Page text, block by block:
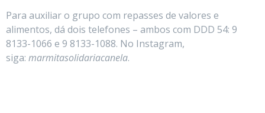
Para auxiliar o grupo com repasses de valores e
alimentos, dá dois telefones – ambos com DDD 54: 9
8133-1066 e 9 8133-1088. No Instagram,
siga: marmitasolidariacanela.